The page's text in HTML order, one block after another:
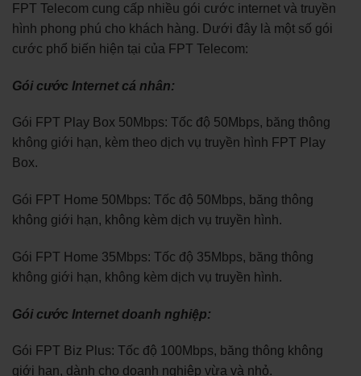
FPT Telecom cung cấp nhiều gói cước internet và truyền
hình phong phú cho khách hàng. Dưới đây là một số gói
cước phổ biến hiện tại của FPT Telecom:
Gói cước Internet cá nhân:
Gói FPT Play Box 50Mbps: Tốc độ 50Mbps, băng thông
không giới hạn, kèm theo dịch vụ truyền hình FPT Play
Box.
Gói FPT Home 50Mbps: Tốc độ 50Mbps, băng thông
không giới hạn, không kèm dịch vụ truyền hình.
Gói FPT Home 35Mbps: Tốc độ 35Mbps, băng thông
không giới hạn, không kèm dịch vụ truyền hình.
Gói cước Internet doanh nghiệp:
Gói FPT Biz Plus: Tốc độ 100Mbps, băng thông không
giới hạn, dành cho doanh nghiệp vừa và nhỏ.